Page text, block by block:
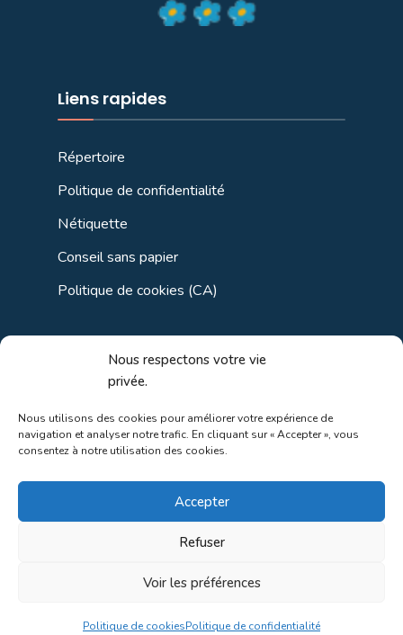
Nous respectons votre vie
privée.
Nous utilisons des cookies pour améliorer votre expérience de
navigation et analyser notre trafic. En cliquant sur « Accepter », vous
consentez à notre utilisation des cookies.
Accepter
Refuser
Voir les préférences
Politique de cookiesPolitique de confidentialité
Liens rapides
Répertoire
Politique de confidentialité
Nétiquette
Conseil sans papier
Politique de cookies (CA)
Liens utiles
Liens régionaux
Liens gouvernements
Liens touristiques
Au coeur de la nature!